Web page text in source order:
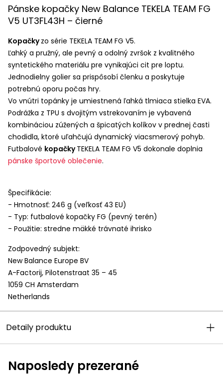
Pánske kopačky New Balance TEKELA TEAM FG
V5 UT3FL43H – čierné
Kopačkyzo série TEKELA TEAM FG V5.
Ľahký a pružný, ale pevný a odolný zvršok z kvalitného
syntetického materiálu pre vynikajúci cit pre loptu.
Jednodielny golier sa prispôsobí členku a poskytuje
potrebnú oporu počas hry.
Vo vnútri topánky je umiestnená ľahká tlmiaca stielka EVA.
Podrážka z TPU s dvojitým vstrekovaním je vybavená
kombináciou zúžených a špicatých kolíkov v prednej časti
chodidla, ktoré uľahčujú dynamický viacsmerový pohyb.
Futbalové kopačkyTEKELA TEAM FG V5 dokonale doplnia
pánske športové oblečenie.
Špecifikácie:
- Hmotnosť: 246 g (veľkosť 43 EU)
- Typ: futbalové kopačky FG (pevný terén)
- Použitie: stredne mäkké trávnaté ihrisko
Zodpovedný subjekt:
New Balance Europe BV
A-Factorij, Pilotenstraat 35 – 45
1059 CH Amsterdam
Netherlands
Detaily produktu
Naposledy prezerané